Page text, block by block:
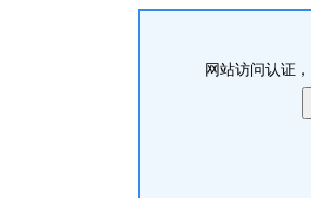
网站访问认证